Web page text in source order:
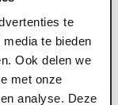
te
te bieden
Ook delen we
met onze
analyse. Deze
op